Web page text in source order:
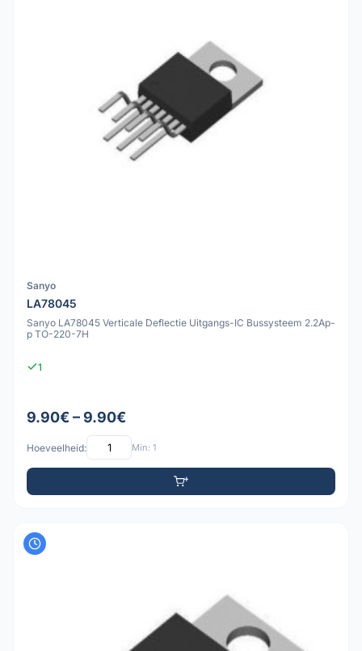
Sanyo
LA78045
Sanyo LA78045 Verticale Deflectie Uitgangs-IC Bussysteem 2.2Ap-
p TO-220-7H
1
9.90€ – 9.90€
Hoeveelheid: Min: 1